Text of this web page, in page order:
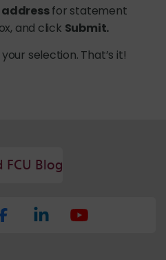
for statement
and click Submit.
your selection. That’s it!
FCU Blog